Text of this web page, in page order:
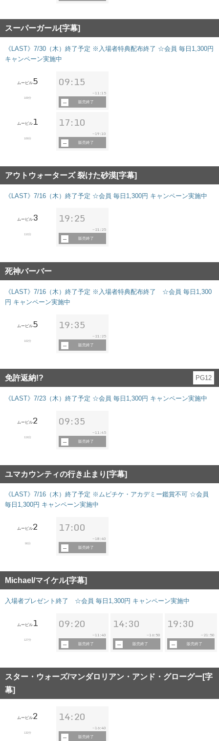
スーパーガール[字幕]
《LAST》7/30（木）終了予定 ※入場者特典配布終了 ☆会員 毎日1,300円
キャンペーン実施中
ムービル5
109分
09:15
~11:15
販売終了
ムービル 1
109分
17:10
~19:10
販売終了
アウトウォーターズ 裂けた砂漠[字幕]
《LAST》7/16（木）終了予定 ☆会員 毎日1,300円 キャンペーン実施中
ムービル 3
110分
19:25
~ 21:25
販売終了
死神バーバー
《LAST》7/16（木）終了予定 ※入場者特典配布終了 ☆会員 毎日1,300
円 キャンペーン実施中
ムービル5
102分
19:35
~ 21:25
販売終了
免許返納!? PG12
《LAST》7/23（木）終了予定 ☆会員 毎日1,300円 キャンペーン実施中
ムービル2
119分
09:35
~ 11:45
販売終了
ユマカウンティの行き止まり[字幕]
《LAST》7/16（木）終了予定 ※ムビチケ・アカデミー鑑賞不可 ☆会員
毎日1,300円 キャンペーン実施中
ムービル2
90分
17:00
~18:40
販売終了
Michael/マイケル[字幕]
入場者プレゼント終了 ☆会員 毎日1,300円 キャンペーン実施中
ムービル 1
127分
09:20
~11:40
販売終了
14:30
~16:50
販売終了
19:30
~ 21:50
販売終了
スター・ウォーズ/マンダロリアン・アンド・グローグー[字
幕]
ムービル2
132分
14:20
~ 16:40
販売終了